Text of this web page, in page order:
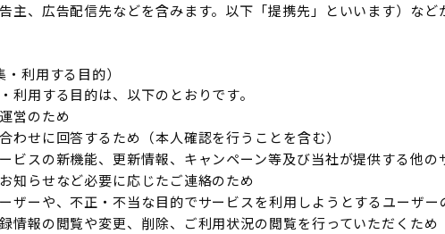
主、広告配信先などを含みます。以下「提携先」といいます）など
利用する目的）
利用する目的は、以下のとおりです。
営のため
わせに回答するため（本人確認を行うことを含む）
ビスの新機能、更新情報、キャンペーン等及び当社が提供する他
知らせなど必要に応じたご連絡のため
ザーや、不正・不当な目的でサービスを利用しようとするユーザ
情報の閲覧や変更、削除、ご利用状況の閲覧を行っていただくため